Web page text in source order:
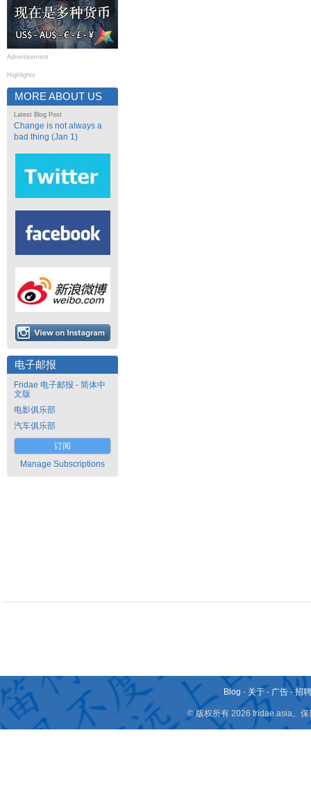
Advertisement
Highlights
MORE ABOUT US
Latest Blog Post
Change is not always a
bad thing (Jan 1)
电子邮报
Fridae 电子邮报 - 简体中
文版
电影俱乐部
汽车俱乐部
订阅
Manage Subscriptions
Blog - 关于 - 广告 -招
© 版权所有 2026 fridae.asia。